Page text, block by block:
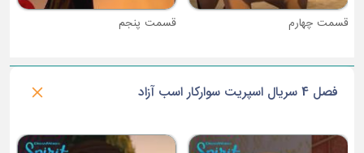
قسمت چهارم قسمت پنجم
فصل 4 سریال اسپریت سوارکار اسب آزاد